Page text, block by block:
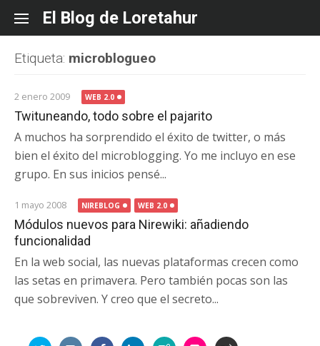
content
El Blog de Loretahur
Etiqueta: microblogueo
2 enero 2009 WEB 2.0
Twituneando, todo sobre el pajarito
A muchos ha sorprendido el éxito de twitter, o más
bien el éxito del microblogging. Yo me incluyo en ese
grupo. En sus inicios pensé...
1 mayo 2008 NIREBLOG WEB 2.0
Módulos nuevos para Nirewiki: añadiendo
funcionalidad
En la web social, las nuevas plataformas crecen como
las setas en primavera. Pero también pocas son las
que sobreviven. Y creo que el secreto...